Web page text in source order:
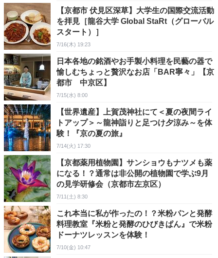
【京都市 伏見区深草】大学生の国際交流活動
を拝見［龍谷大学 Global StaRt（グローバル
スタート）］
7/16(木) 19:23
日本各地の銘酒やお手製小料理を民藝の器で
愉しむちょっと贅沢なお店「BAR寧々」【京
都市 中京区】
7/15(水) 8:00
【世界遺産】上賀茂神社にて＜夏の夜間ライ
トアップ＞～龍神詣りと足つけ夕涼み～を体
験！『京の夏の旅』
7/14(火) 17:30
【京都薬用植物園】サンショウもナツメも薬
になる！？通常は非公開の植物園で学ぶ9月
の見学研修会（京都市左京区）
7/11(土) 8:30
これ本当に私が作ったの！？米粉パンと発酵
料理教室『米粉と発酵のひびきぱん』で米粉
ドーナツレッスンを体験！
7/10(金) 10:47